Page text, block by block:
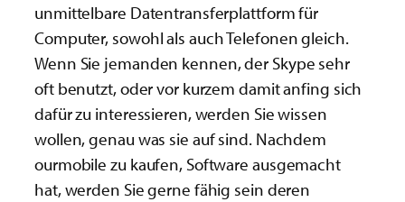
unmittelbare Datentransferplattform für
Computer, sowohl als auch Telefonen gleich.
Wenn Sie jemanden kennen, der Skype sehr
oft benutzt, oder vor kurzem damit anfing sich
dafür zu interessieren, werden Sie wissen
wollen, genau was sie auf sind. Nachdem
ourmobile zu kaufen, Software ausgemacht
hat, werden Sie gerne fähig sein deren